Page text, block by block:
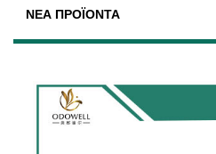
ΝΈΑ ΠΡΟΪΌΝΤΑ